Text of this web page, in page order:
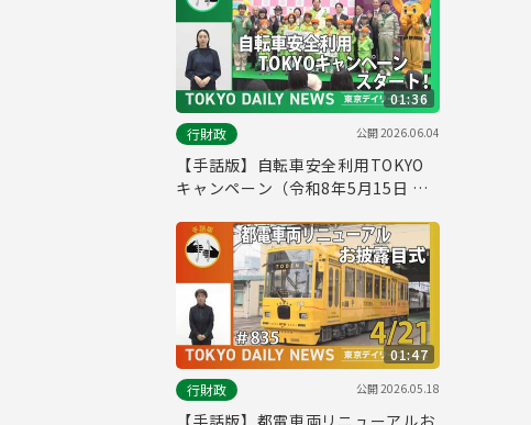
01:36
行財政
公開2026.06.04
【手話版】自転車安全利用TOKYO
キャンペーン（令和8年5月15日 東
01:47
行財政
公開2026.05.18
【手話版】都電車両リニューアルお